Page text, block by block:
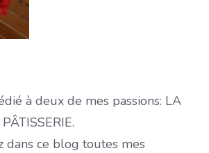
à deux de mes passions: LA
dans ce blog toutes mes